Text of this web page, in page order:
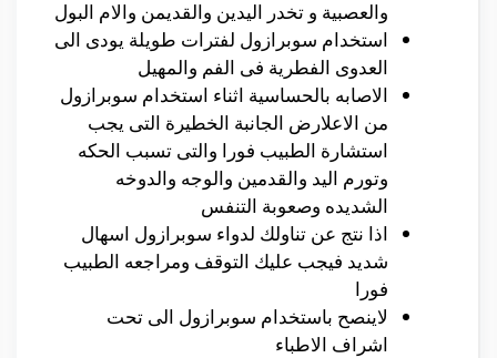
والعصبية و تخدر اليدين والقديمن والام البول
استخدام سوبرازول لفترات طويلة يودى الى
العدوى الفطرية فى الفم والمهيل
الاصابه بالحساسية اثناء استخدام سوبرازول
من الاعلارض الجانبة الخطيرة التى يجب
استشارة الطبيب فورا والتى تسبب الحكه
وتورم اليد والقدمين والوجه والدوخه
الشديده وصعوبة التنفس
اذا نتج عن تناولك لدواء سوبرازول اسهال
شديد فيجب عليك التوقف ومراجعه الطبيب
فورا
لاينصح باستخدام سوبرازول الى تحت
اشراف الاطباء